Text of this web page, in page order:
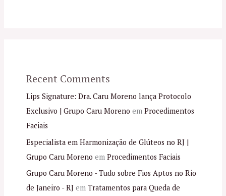
Recent Comments
Lips Signature: Dra. Caru Moreno lança Protocolo
Exclusivo | Grupo Caru Moreno em Procedimentos
Faciais
Especialista em Harmonização de Glúteos no RJ |
Grupo Caru Moreno em Procedimentos Faciais
Grupo Caru Moreno - Tudo sobre Fios Aptos no Rio
de Janeiro - RJem Tratamentos para Queda de